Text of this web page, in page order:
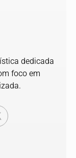
dedicada
foco em